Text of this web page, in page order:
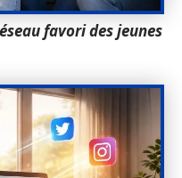
favori des jeunes